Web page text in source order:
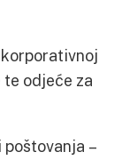
korporativnoj
odjeće za
poštovanja –